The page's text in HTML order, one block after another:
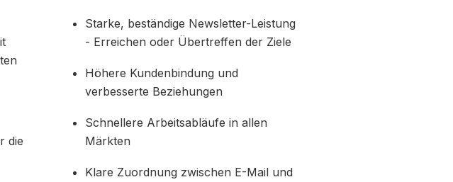
die
Starke, beständige Newsletter-Leistung
- Erreichen oder Übertreffen der Ziele
Höhere Kundenbindung und
verbesserte Beziehungen
Schnellere Arbeitsabläufe in allen
Märkten
Klare Zuordnung zwischen E-Mail und